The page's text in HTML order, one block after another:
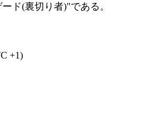
ード(裏切り者)"である。
+1)